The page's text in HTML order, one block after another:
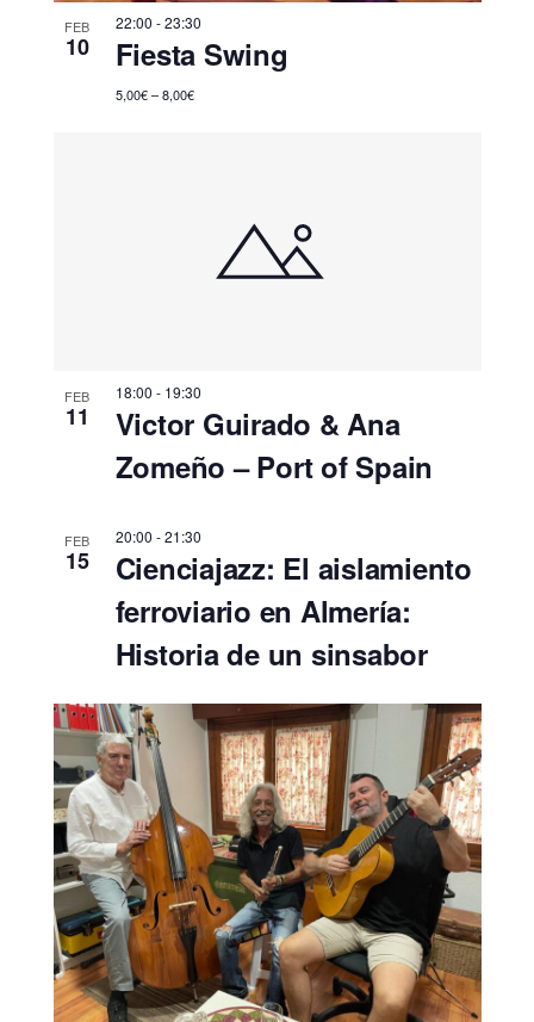
FEB
10
22:00 -23:30
Fiesta Swing
5,00€ – 8,00€
FEB
11
18:00 - 19:30
Victor Guirado & Ana
Zomeño – Port of Spain
FEB
15
20:00 -21:30
Cienciajazz: El aislamiento
ferroviario en Almería:
Historia de un sinsabor